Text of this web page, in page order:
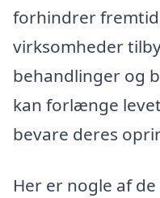
forhindrer
virksomheder
behandlinger og
kan forlænge
bevare deres
Her er nogle af